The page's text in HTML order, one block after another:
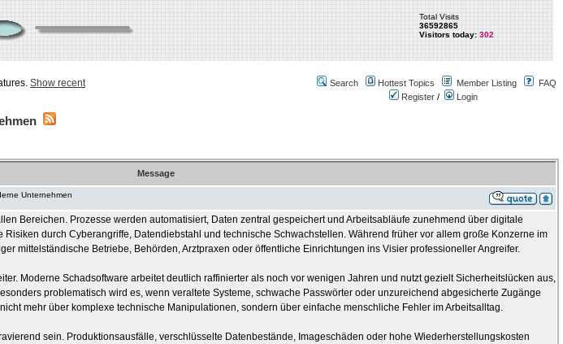
Total Visits
36592865
Visitors today: 302
Show recent
Search Hottest Topics Member Listing
FAQ
Register / Login
Message
Unternehmen
Bereichen. Prozesse werden automatisiert, Daten zentral gespeichert und Arbeitsabläufe zunehmend über digitale
durch Cyberangriffe, Datendiebstahl und technische Schwachstellen. Während früher vor allem große Konzerne im
mittelständische Betriebe, Behörden, Arztpraxen oder öffentliche Einrichtungen ins Visier professioneller Angreifer.
Moderne Schadsoftware arbeitet deutlich raffinierter als noch vor wenigen Jahren und nutzt gezielt Sicherheitslücken aus,
problematisch wird es, wenn veraltete Systeme, schwache Passwörter oder unzureichend abgesicherte Zugänge
mehr über komplexe technische Manipulationen, sondern über einfache menschliche Fehler im Arbeitsalltag.
sein. Produktionsausfälle, verschlüsselte Datenbestände, Imageschäden oder hohe Wiederherstellungskosten